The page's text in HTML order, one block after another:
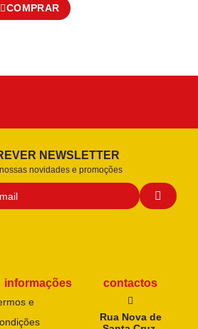
COMPRAR
NEWSLETTER
novidades e promoções
informações
e
contactos
Rua Nova de